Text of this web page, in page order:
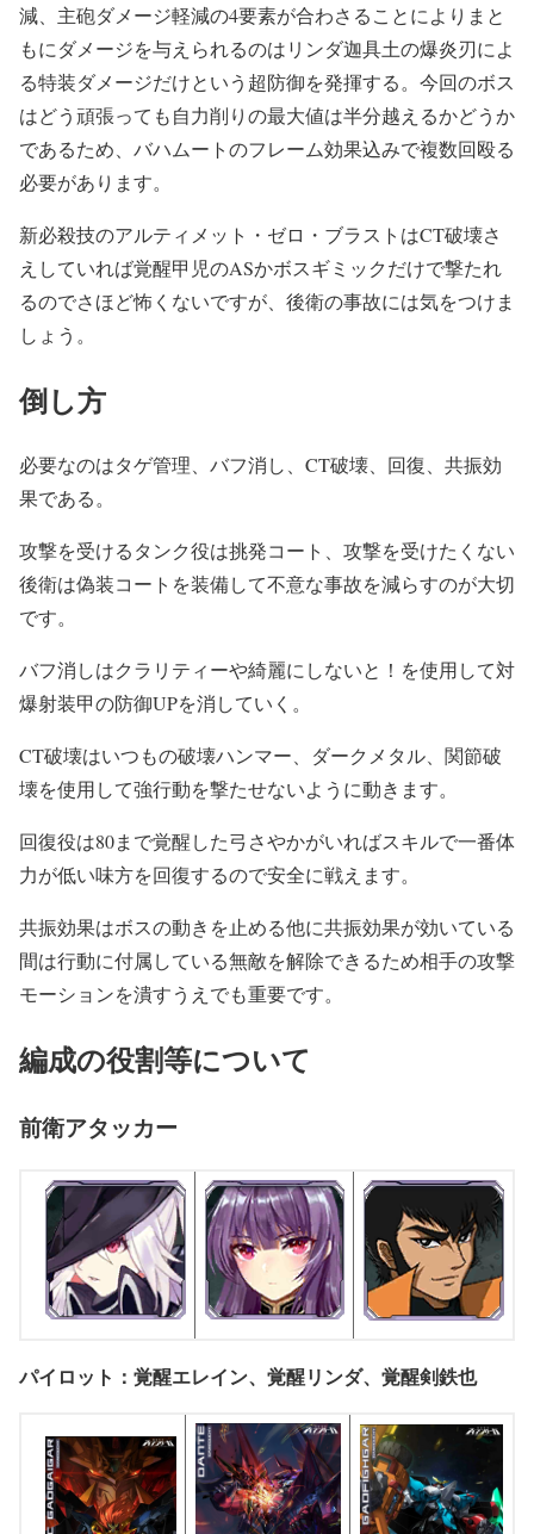
減、主砲ダメージ軽減の4要素が合わさることによりまと
もにダメージを与えられるのはリンダ迦具土の爆炎刃によ
る特装ダメージだけという超防御を発揮する。今回のボス
はどう頑張っても自力削りの最大値は半分越えるかどうか
であるため、バハムートのフレーム効果込みで複数回殴る
必要があります。
新必殺技のアルティメット・ゼロ・ブラストはCT破壊さ
えしていれば覚醒甲児のASかボスギミックだけで撃たれ
るのでさほど怖くないですが、後衛の事故には気をつけま
しょう。
倒し方
必要なのはタゲ管理、バフ消し、CT破壊、回復、共振効
果である。
攻撃を受けるタンク役は挑発コート、攻撃を受けたくない
後衛は偽装コートを装備して不意な事故を減らすのが大切
です。
バフ消しはクラリティーや綺麗にしないと！を使用して対
爆射装甲の防御UPを消していく。
CT破壊はいつもの破壊ハンマー、ダークメタル、関節破
壊を使用して強行動を撃たせないように動きます。
回復役は80まで覚醒した弓さやかがいればスキルで一番体
力が低い味方を回復するので安全に戦えます。
共振効果はボスの動きを止める他に共振効果が効いている
間は行動に付属している無敵を解除できるため相手の攻撃
モーションを潰すうえでも重要です。
編成の役割等について
前衛アタッカー
パイロット：覚醒エレイン、覚醒リンダ、覚醒剣鉄也